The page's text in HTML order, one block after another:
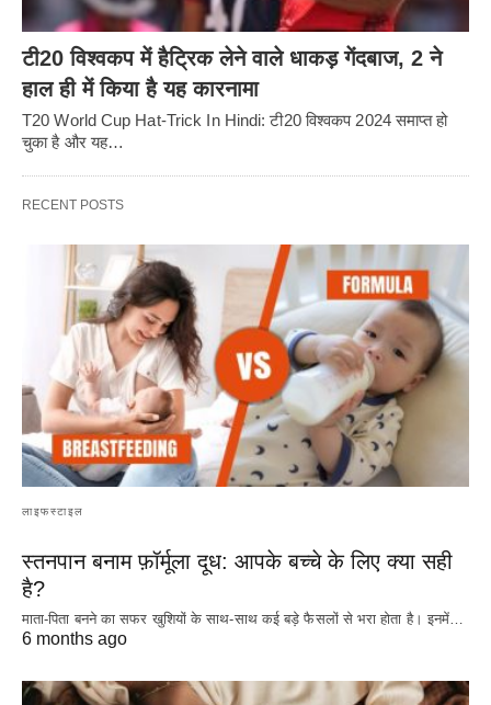
टी20 विश्वकप में हैट्रिक लेने वाले धाकड़ गेंदबाज, 2 ने
हाल ही में किया है यह कारनामा
T20 World Cup Hat-Trick In Hindi: टी20 विश्वकप 2024 समाप्त हो
चुका है और यह…
RECENT POSTS
लाइफस्टाइल
स्तनपान बनाम फ़ॉर्मूला दूध: आपके बच्चे के लिए क्या सही
है?
माता-पिता बनने का सफर खुशियों के साथ-साथ कई बड़े फैसलों से भरा होता है। इनमें…
6 months ago